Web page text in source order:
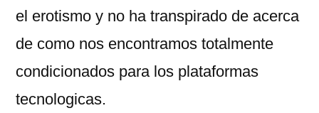
el erotismo y no ha transpirado de acerca
de como nos encontramos totalmente
condicionados para los plataformas
tecnologicas.